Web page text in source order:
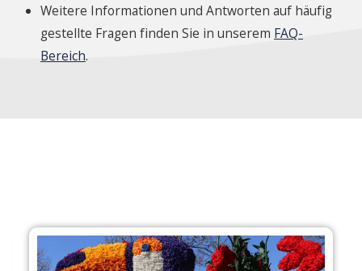
Weitere Informationen und Antworten auf häufig
gestellte Fragen finden Sie in unserem FAQ-
Bereich.